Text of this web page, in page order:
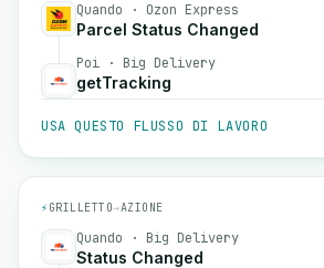
Quando · Ozon Express
Parcel Status Changed
Poi · Big Delivery
getTracking
USA QUESTO FLUSSO DI LAVORO
⚡ GRILLETTO→AZIONE
Quando · Big Delivery
Status Changed